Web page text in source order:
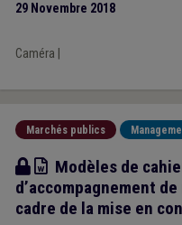
29 Novembre 2018
Caméra
Marchés publics
Modèle
Modèles de
d’accompagnement
cadre de la mise en